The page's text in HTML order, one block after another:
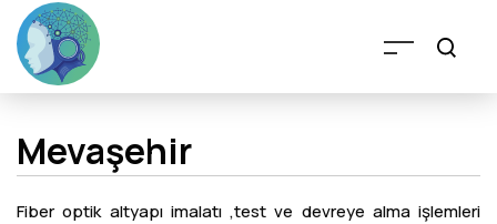
Mevaşehir
Fiber optik altyapı imalatı ,test ve devreye alma işlemleri